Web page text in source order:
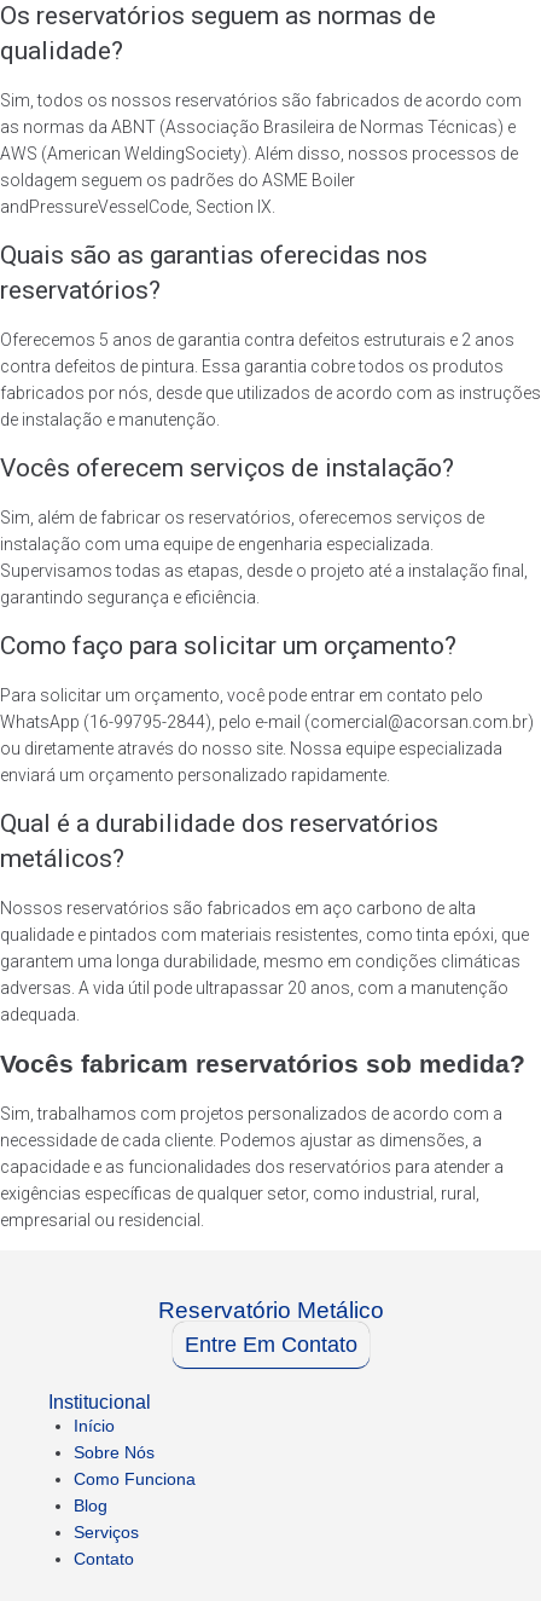
Os reservatórios seguem as normas de
qualidade?
Sim, todos os nossos reservatórios são fabricados de acordo com
as normas da ABNT (Associação Brasileira de Normas Técnicas) e
AWS (American WeldingSociety). Além disso, nossos processos de
soldagem seguem os padrões do ASME Boiler
andPressureVesselCode, Section IX.
Quais são as garantias oferecidas nos
reservatórios?
Oferecemos 5 anos de garantia contra defeitos estruturais e 2 anos
contra defeitos de pintura. Essa garantia cobre todos os produtos
fabricados por nós, desde que utilizados de acordo com as instruções
de instalação e manutenção.
Vocês oferecem serviços de instalação?
Sim, além de fabricar os reservatórios, oferecemos serviços de
instalação com uma equipe de engenharia especializada.
Supervisamos todas as etapas, desde o projeto até a instalação final,
garantindo segurança e eficiência.
Como faço para solicitar um orçamento?
Para solicitar um orçamento, você pode entrar em contato pelo
WhatsApp (16-99795-2844), pelo e-mail (comercial@acorsan.com.br)
ou diretamente através do nosso site. Nossa equipe especializada
enviará um orçamento personalizado rapidamente.
Qual é a durabilidade dos reservatórios
metálicos?
Nossos reservatórios são fabricados em aço carbono de alta
qualidade e pintados com materiais resistentes, como tinta epóxi, que
garantem uma longa durabilidade, mesmo em condições climáticas
adversas. A vida útil pode ultrapassar 20 anos, com a manutenção
adequada.
Vocês fabricam reservatórios sob medida?
Sim, trabalhamos com projetos personalizados de acordo com a
necessidade de cada cliente. Podemos ajustar as dimensões, a
capacidade e as funcionalidades dos reservatórios para atender a
exigências específicas de qualquer setor, como industrial, rural,
empresarial ou residencial.
Reservatório Metálico
Entre Em Contato
Institucional
Início
Sobre Nós
Como Funciona
Blog
Serviços
Contato